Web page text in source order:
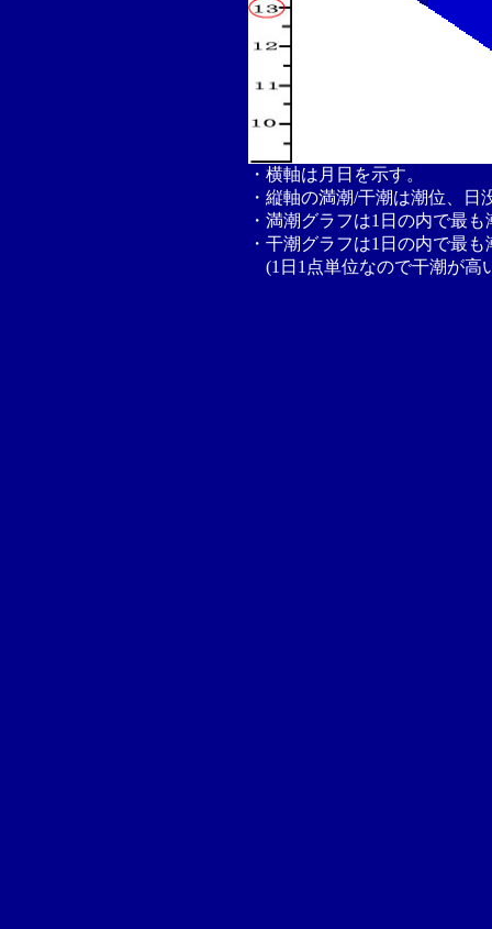
・横軸は月日を示す。
・縦軸の満潮/干潮は潮位、
・満潮グラフは1日の内で最
・干潮グラフは1日の内で最
(1日1点単位なので干潮が高